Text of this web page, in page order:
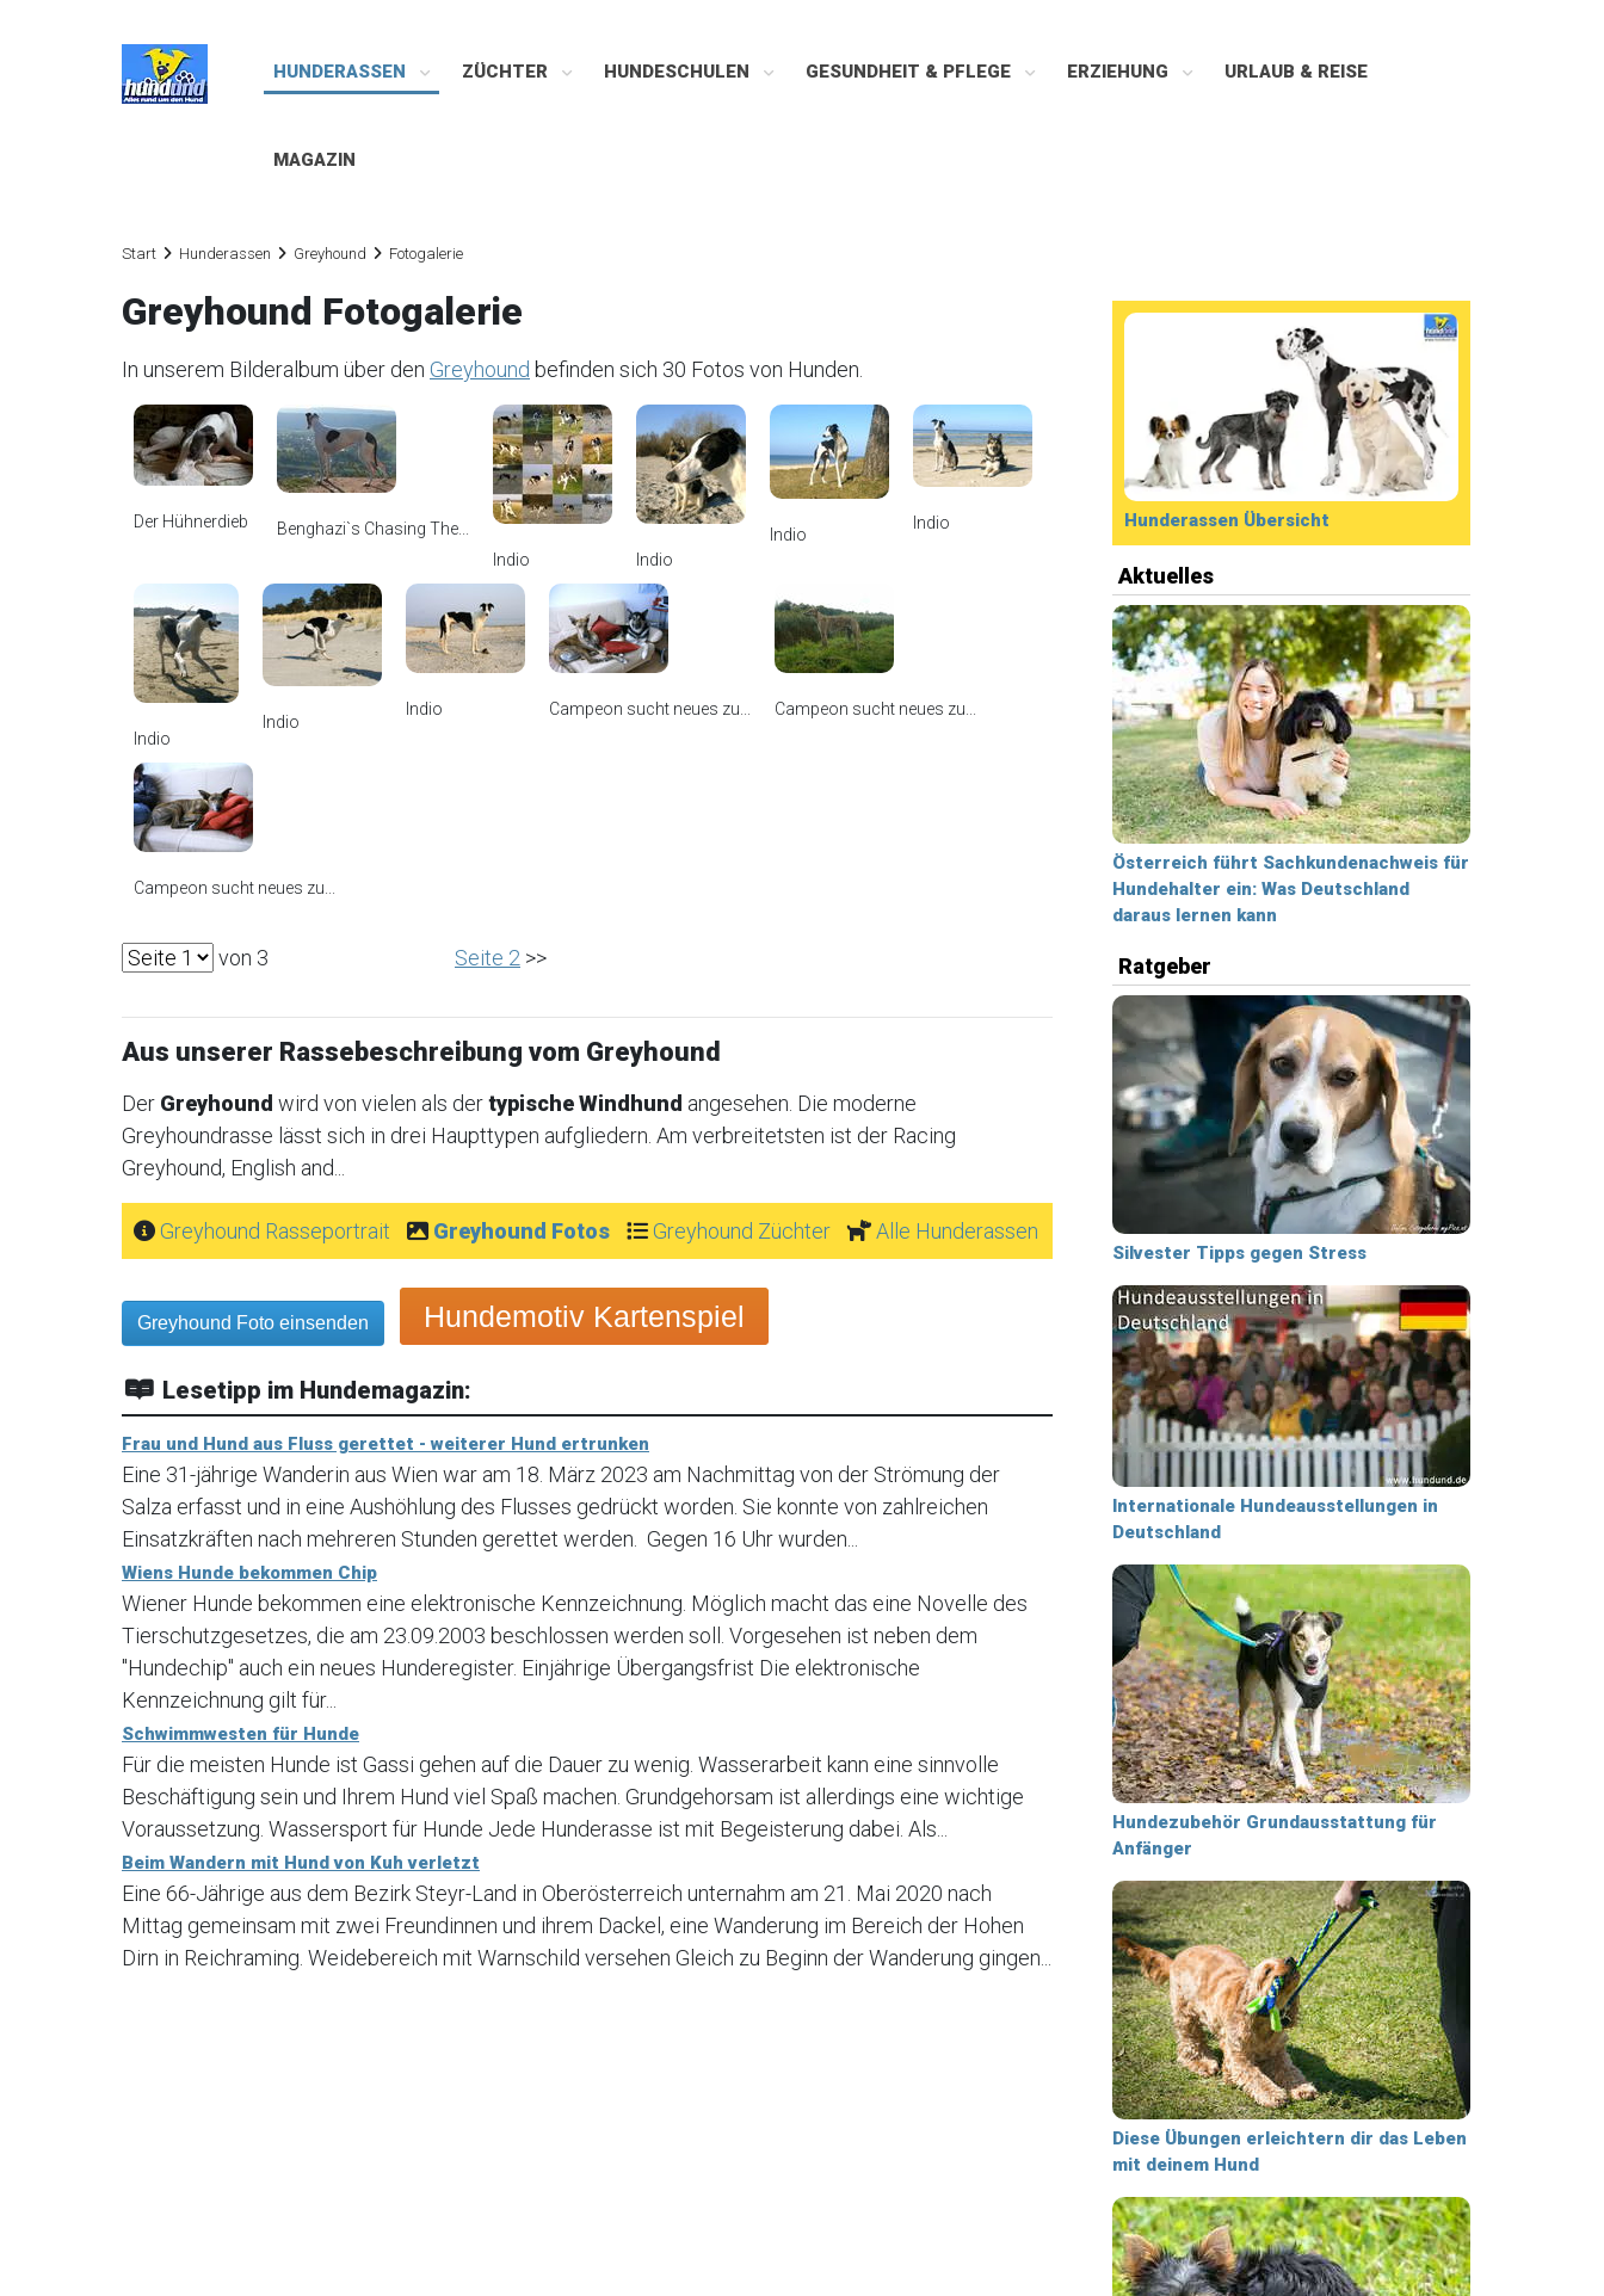
HUNDERASSEN ZÜCHTER HUNDESCHULEN GESUNDHEIT & PFLEGE ERZIEHUNG URLAUB & REISE
MAGAZIN
Start Hunderassen Greyhound Fotogalerie
Greyhound Fotogalerie
In unserem Bilderalbum über den Greyhound befinden sich 30 Fotos von Hunden.
Der Hühnerdieb
Benghazi`s Chasing The...
Indio
Indio
Indio
Indio
Indio
Indio
Indio Campeon sucht neues zu... Campeon sucht neues zu...
Campeon sucht neues zu...
von 3 Seite 2 >>
Aus unserer Rassebeschreibung vom Greyhound
Der Greyhound wird von vielen als dertypische Windhund angesehen. Die moderne
Greyhoundrasse lässt sich in drei Haupttypen aufgliedern. Am verbreitetsten ist der Racing
Greyhound, English and...
Greyhound Rasseportrait Greyhound Fotos Greyhound Züchter Alle Hunderassen
Greyhound Foto einsenden Hundemotiv Kartenspiel
Lesetipp im Hundemagazin:
Frau und Hund aus Fluss gerettet - weiterer Hund ertrunken
Eine 31-jährige Wanderin aus Wien war am 18. März 2023 am Nachmittag von der Strömung der
Salza erfasst und in eine Aushöhlung des Flusses gedrückt worden. Sie konnte von zahlreichen
Einsatzkräften nach mehreren Stunden gerettet werden. Gegen 16 Uhr wurden...
Wiens Hunde bekommen Chip
Wiener Hunde bekommen eine elektronische Kennzeichnung. Möglich macht das eine Novelle des
Tierschutzgesetzes, die am 23.09.2003 beschlossen werden soll. Vorgesehen ist neben dem
"Hundechip" auch ein neues Hunderegister. Einjährige Übergangsfrist Die elektronische
Kennzeichnung gilt für...
Schwimmwesten für Hunde
Für die meisten Hunde ist Gassi gehen auf die Dauer zu wenig. Wasserarbeit kann eine sinnvolle
Beschäftigung sein und Ihrem Hund viel Spaß machen. Grundgehorsam ist allerdings eine wichtige
Voraussetzung. Wassersport für Hunde Jede Hunderasse ist mit Begeisterung dabei. Als...
Beim Wandern mit Hund von Kuh verletzt
Eine 66-Jährige aus dem Bezirk Steyr-Land in Oberösterreich unternahm am 21. Mai 2020 nach
Mittag gemeinsam mit zwei Freundinnen und ihrem Dackel, eine Wanderung im Bereich der Hohen
Dirn in Reichraming. Weidebereich mit Warnschild versehen Gleich zu Beginn der Wanderung gingen...
Hunderassen Übersicht
Aktuelles
Österreich führt Sachkundenachweis für
Hundehalter ein: Was Deutschland
daraus lernen kann
Ratgeber
Silvester Tipps gegen Stress
Internationale Hundeausstellungen in
Deutschland
Hundezubehör Grundausstattung für
Anfänger
Diese Übungen erleichtern dir das Leben
mit deinem Hund